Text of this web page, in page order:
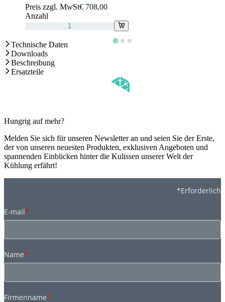
Preis zzgl. MwSt€ 708,00
Anzahl
Technische Daten
Downloads
Beschreibung
Ersatzteile
Hungrig auf mehr?
Melden Sie sich für unseren Newsletter an und seien Sie der Erste,
der von unseren neuesten Produkten, exklusiven Angeboten und
spannenden Einblicken hinter die Kulissen unserer Welt der
Kühlung erfährt!
*Erforderlich
E-mail*
Name*
Firmenname*